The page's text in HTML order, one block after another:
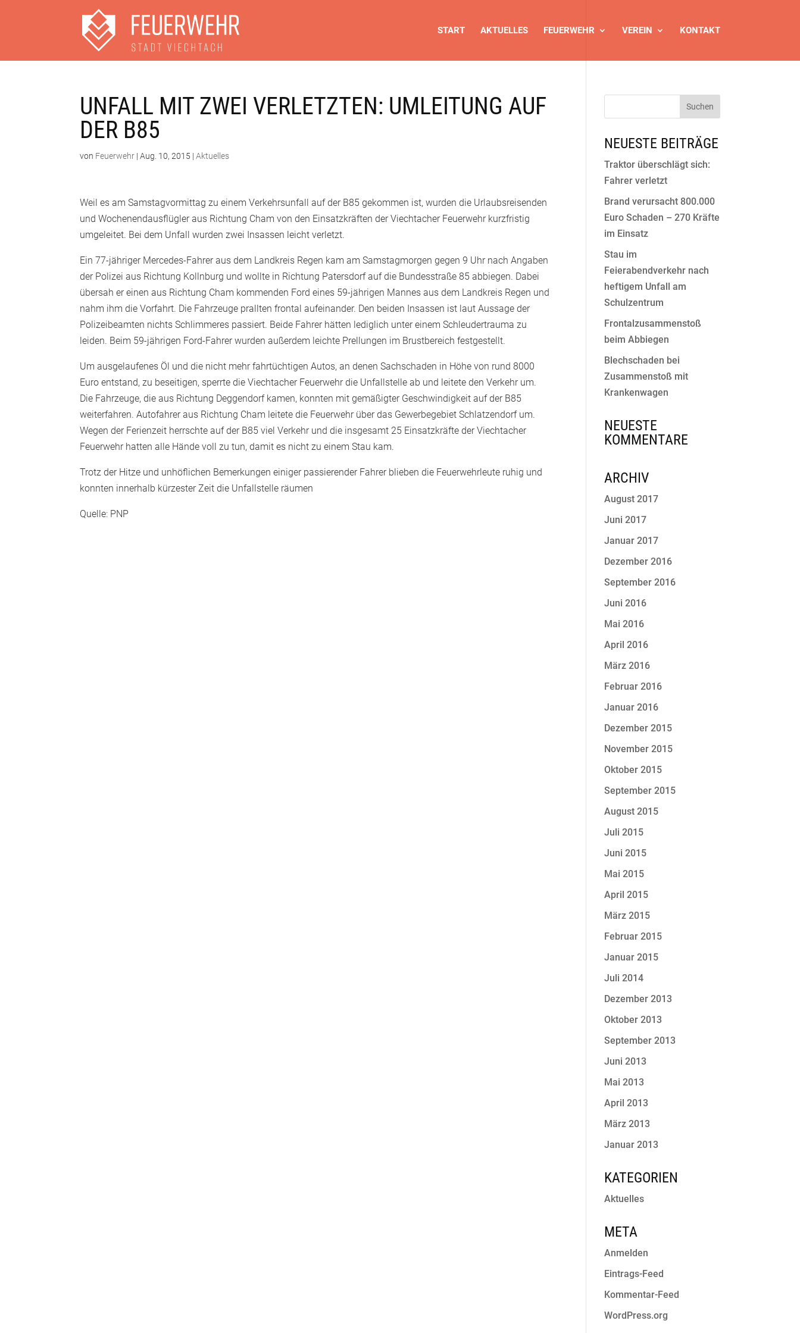
START AKTUELLES FEUERWEHR VEREIN KONTAKT
UNFALL MIT ZWEI VERLETZTEN: UMLEITUNG AUF
DER B85
von Feuerwehr |Aug. 10, 2015 |Aktuelles
Weil es am Samstagvormittag zu einem Verkehrsunfall auf der B85 gekommen ist, wurden die Urlaubsreisenden
und Wochenendausflügler aus Richtung Cham von den Einsatzkräften der Viechtacher Feuerwehr kurzfristig
umgeleitet. Bei dem Unfall wurden zwei Insassen leicht verletzt.
Ein 77-jähriger Mercedes-Fahrer aus dem Landkreis Regen kam am Samstagmorgen gegen 9 Uhr nach Angaben
der Polizei aus Richtung Kollnburg und wollte in Richtung Patersdorf auf die Bundesstraße 85 abbiegen. Dabei
übersah er einen aus Richtung Cham kommenden Ford eines 59-jährigen Mannes aus dem Landkreis Regen und
nahm ihm die Vorfahrt. Die Fahrzeuge prallten frontal aufeinander. Den beiden Insassen ist laut Aussage der
Polizeibeamten nichts Schlimmeres passiert. Beide Fahrer hätten lediglich unter einem Schleudertrauma zu
leiden. Beim 59-jährigen Ford-Fahrer wurden außerdem leichte Prellungen im Brustbereich festgestellt.
Um ausgelaufenes Öl und die nicht mehr fahrtüchtigen Autos, an denen Sachschaden in Höhe von rund 8000
Euro entstand, zu beseitigen, sperrte die Viechtacher Feuerwehr die Unfallstelle ab und leitete den Verkehr um.
Die Fahrzeuge, die aus Richtung Deggendorf kamen, konnten mit gemäßigter Geschwindigkeit auf der B85
weiterfahren. Autofahrer aus Richtung Cham leitete die Feuerwehr über das Gewerbegebiet Schlatzendorf um.
Wegen der Ferienzeit herrschte auf der B85 viel Verkehr und die insgesamt 25 Einsatzkräfte der Viechtacher
Feuerwehr hatten alle Hände voll zu tun, damit es nicht zu einem Stau kam.
Trotz der Hitze und unhöflichen Bemerkungen einiger passierender Fahrer blieben die Feuerwehrleute ruhig und
konnten innerhalb kürzester Zeit die Unfallstelle räumen
Quelle: PNP
NEUESTE BEITRÄGE
Traktor überschlägt sich:
Fahrer verletzt
Brand verursacht 800.000
Euro Schaden – 270 Kräfte
im Einsatz
Stau im
Feierabendverkehr nach
heftigem Unfall am
Schulzentrum
Frontalzusammenstoß
beim Abbiegen
Blechschaden bei
Zusammenstoß mit
Krankenwagen
NEUESTE
KOMMENTARE
ARCHIV
August 2017
Juni 2017
Januar 2017
Dezember 2016
September 2016
Juni 2016
Mai 2016
April 2016
März 2016
Februar 2016
Januar 2016
Dezember 2015
November 2015
Oktober 2015
September 2015
August 2015
Juli 2015
Juni 2015
Mai 2015
April 2015
März 2015
Februar 2015
Januar 2015
Juli 2014
Dezember 2013
Oktober 2013
September 2013
Juni 2013
Mai 2013
April 2013
März 2013
Januar 2013
KATEGORIEN
Aktuelles
META
Anmelden
Eintrags-Feed
Kommentar-Feed
WordPress.org